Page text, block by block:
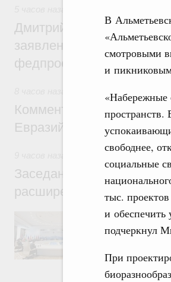
В
смотровыми
и
«Набережные
свободнее,
социальные
тыс.
и обеспечить
подчеркнул
При
Дмитрий Чернышенко:
заявлений от
федпроекта
Комментарий Алексея
Евразийского
Евразийский
Заседание Евразийского
расширенном составе
В повестке
числе
регулирования